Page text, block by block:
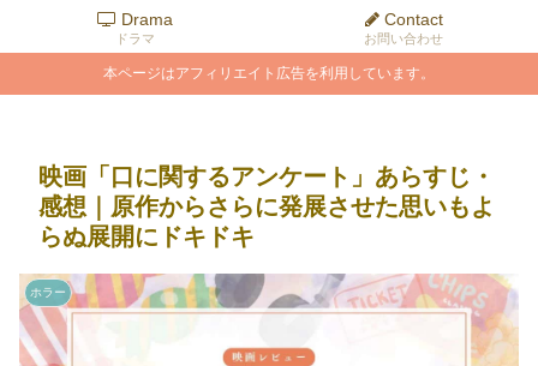
Drama
ドラマ
Contact
お問い合わせ
本ページはアフィリエイト広告を利用しています。
映画「口に関するアンケート」あらすじ・
感想｜原作からさらに発展させた思いもよ
らぬ展開にドキドキ
ホラー